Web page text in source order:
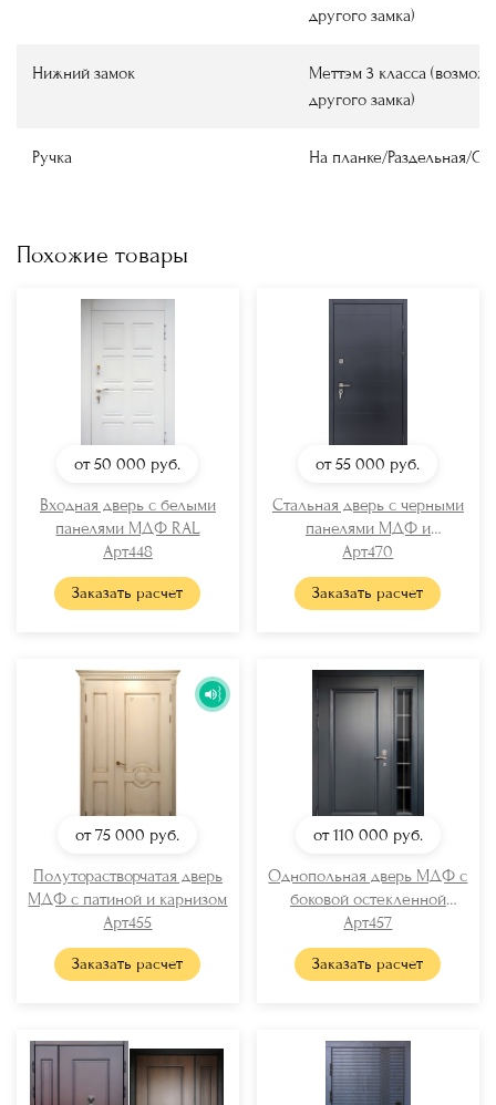
другого замка)
Нижний замок
Меттэм 3 класса
другого замка)
Ручка На планке/Раздельная/
Похожие товары
от 50 000 руб.
Входная дверь с белыми
панелями МДФ RAL
Арт448
Заказать расчет
от 55 000 руб.
Стальная дверь с черными
панелями МДФ и
отбойником
Арт470
Заказать расчет
от 75 000 руб.
Полуторастворчатая дверь
МДФ с патиной и карнизом
Арт455
Заказать расчет
от 110 000 руб.
Однопольная дверь МДФ с
боковой остекленной
вставкой
Арт457
Заказать расчет